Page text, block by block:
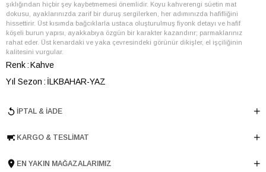
şıklığından hiçbir şey kaybetmemesi önemlidir. Koyu kahverengi süetin mat
dokusu, ayaklarınızda zarif bir duruş sergilerken, her adımınızda hafifliğini
hissettirir. Üst kısımda bağcıklarla ustaca oluşturulmuş fiyonk detayı ve hafif
köşeli burun yapısı, ayakkabıya özgün bir karakter kazandırır; parmaklarınız
rahat eder. Üst kenardaki ve yaka çevresindeki görünür dikişler, el işçiliğinin
kalitesini vurgular.
Renk Kahve
Yıl Sezon
İLKBAHAR-YAZ
Cinsiyet KADIN
İnek Derisi
Topuk Boyu
1 cm
İPTAL & İADE
KARGO & TESLIMAT
EN YAKIN MAĞAZALARIMIZ